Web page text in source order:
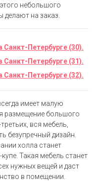
небольшого
на заказ.
имеет малую
размещение большого
вся мебель,
безупречный дизайн.
холла станет
Такая мебель станет
нужных вещей и даст
в помещении.